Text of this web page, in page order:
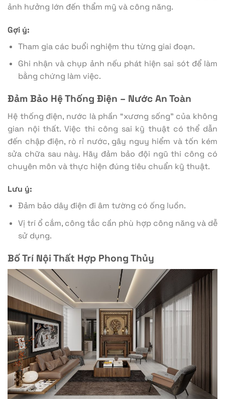
ảnh hưởng lớn đến thẩm mỹ và công năng.
Gợi ý:
Tham gia các buổi nghiệm thu từng giai đoạn.
Ghi nhận và chụp ảnh nếu phát hiện sai sót để làm
bằng chứng làm việc.
Đảm Bảo Hệ Thống Điện – Nước An Toàn
Hệ thống điện, nước là phần “xương sống” của không
gian nội thất. Việc thi công sai kỹ thuật có thể dẫn
đến chập điện, rò rỉ nước, gây nguy hiểm và tốn kém
sửa chữa sau này. Hãy đảm bảo đội ngũ thi công có
chuyên môn và thực hiện đúng tiêu chuẩn kỹ thuật.
Lưu ý:
Đảm bảo dây điện đi âm tường có ống luồn.
Vị trí ổ cắm, công tắc cần phù hợp công năng và dễ
sử dụng.
Bố Trí Nội Thất Hợp Phong Thủy